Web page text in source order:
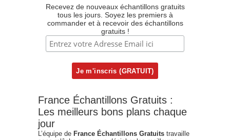
Recevez de nouveaux échantillons gratuits
tous les jours. Soyez les premiers à
commander et à recevoir des échantillons
gratuits !
France Échantillons Gratuits :
Les meilleurs bons plans chaque
jour
L’équipe de France Échantillons Gratuits travaille